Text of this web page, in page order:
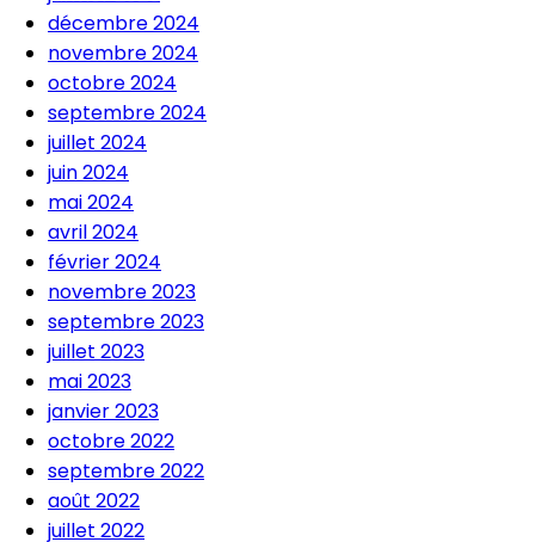
décembre 2024
novembre 2024
octobre 2024
septembre 2024
juillet 2024
juin 2024
mai 2024
avril 2024
février 2024
novembre 2023
septembre 2023
juillet 2023
mai 2023
janvier 2023
octobre 2022
septembre 2022
août 2022
juillet 2022